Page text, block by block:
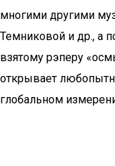
многими другими
Темниковой и др., а
взятому рэперу
открывает
глобальном